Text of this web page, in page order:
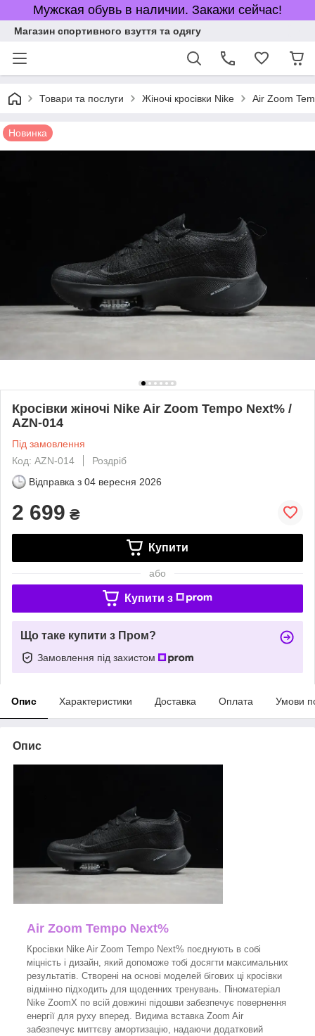
Мужская обувь в наличии. Закажи сейчас!
Магазин спортивного взуття та одягу
Товари та послуги Жіночі кросівки Nike Air Zoom
Новинка
Кросівки жіночі Nike Air Zoom Tempo Next% /
AZN-014
Під замовлення
Код: AZN-014
Роздріб
Відправка з 04 вересня 2026
2 699 ₴
Купити
або
Купити з
Що таке купити з Пром?
Замовлення під захистом
Опис Характеристики Доставка Оплата Умови
Опис
Air Zoom Tempo Next%
Кросівки Nike Air Zoom Tempo Next% поєднують в собі
міцність і дизайн, який допоможе тобі досягти максимальних
результатів. Створені на основі моделей бігових ці кросівки
відмінно підходить для щоденних тренувань. Піноматеріал
Nike ZoomX по всій довжині підошви забезпечує повернення
енергії для руху вперед. Видима вставка Zoom Air
забезпечує миттєву амортизацію, надаючи додатковий